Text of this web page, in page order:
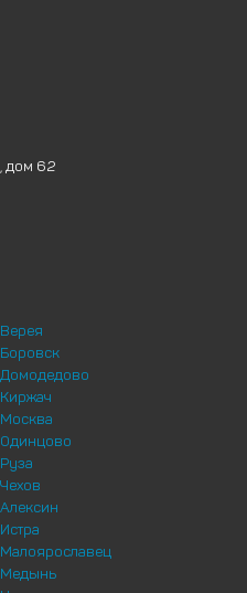
дом 62
Верея
Боровск
Домодедово
Киржач
Москва
Одинцово
Руза
Чехов
Алексин
Истра
Малоярославец
Медынь